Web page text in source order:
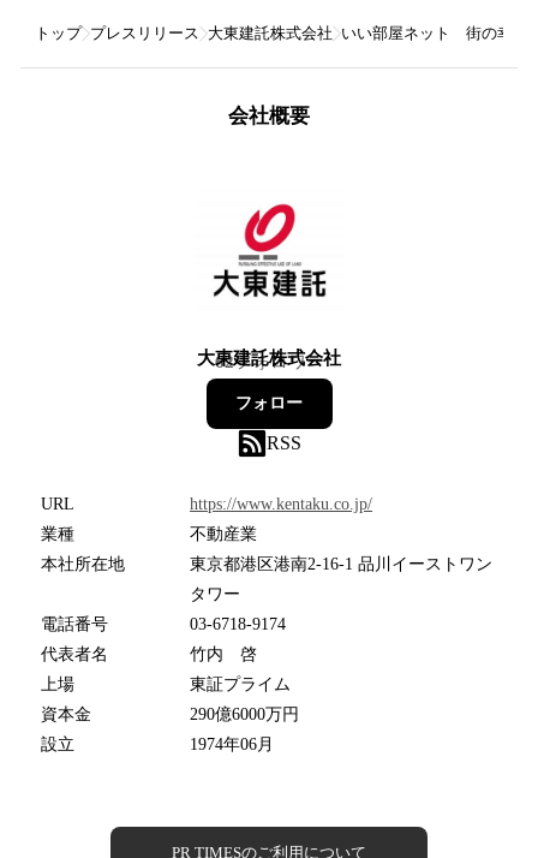
トップ プレスリリース 大東建託株式会社 いい部屋ネット 街の幸福
会社概要
大東建託株式会社
62フォロワー
フォロー
RSS
URL
https://www.kentaku.co.jp/
業種
不動産業
本社所在地
東京都港区港南2-16-1 品川イーストワン
タワー
電話番号
03-6718-9174
代表者名
竹内 啓
上場
東証プライム
資本金
290億6000万円
設立
1974年06月
PR TIMESのご利用について